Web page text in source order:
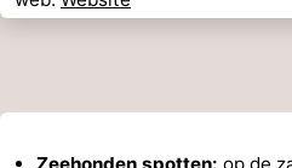
Zeehonden spotten: op de